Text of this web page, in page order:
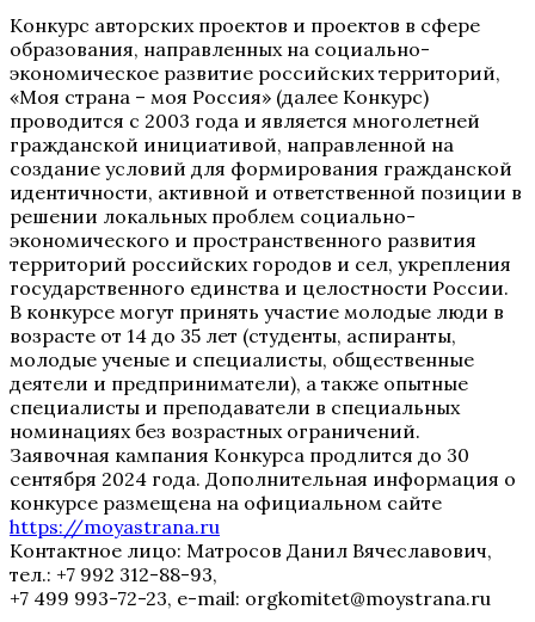
Конкурс авторских проектов и проектов в сфере
образования, направленных на социально-
экономическое развитие российских территорий,
«Моя страна – моя Россия» (далее Конкурс)
проводится с 2003 года и является многолетней
гражданской инициативой, направленной на
создание условий для формирования гражданской
идентичности, активной и ответственной позиции в
решении локальных проблем социально-
экономического и пространственного развития
территорий российских городов и сел, укрепления
государственного единства и целостности России.
В конкурсе могут принять участие молодые люди в
возрасте от 14 до 35 лет (студенты, аспиранты,
молодые ученые и специалисты, общественные
деятели и предприниматели), а также опытные
специалисты и преподаватели в специальных
номинациях без возрастных ограничений.
Заявочная кампания Конкурса продлится до 30
сентября 2024 года. Дополнительная информация о
конкурсе размещена на официальном сайте
https://moyastrana.ru
Контактное лицо: Матросов Данил Вячеславович,
тел.: +7 992 312-88-93,
+7 499 993-72-23, e-mail: orgkomitet@moystrana.ru